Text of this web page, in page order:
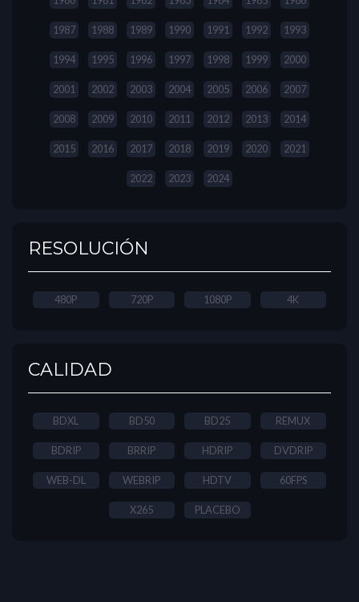
1987 1988 1989 1990 1991 1992 1993
1994 1995 1996 1997 1998 1999 2000
2001 2002 2003 2004 2005 2006 2007
2008 2009 2010 2011 2012 2013 2014
2015 2016 2017 2018 2019 2020 2021
2022 2023 2024
RESOLUCIÓN
480P 720P 1080P 4K
CALIDAD
BDXL BD50 BD25 REMUX
BDRIP BRRIP HDRIP DVDRIP
WEB-DL WEBRIP HDTV 60FPS
X265 PLACEBO